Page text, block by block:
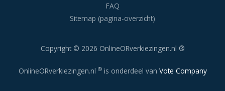
FAQ
Sitemap (pagina-overzicht)
Copyright © 2026 OnlineORverkiezingen.nl ®
OnlineORverkiezingen.nl ®is onderdeel van Vote Company